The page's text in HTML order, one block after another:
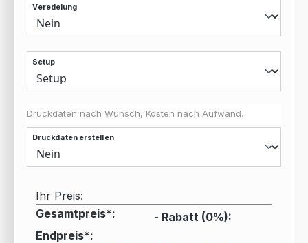
Veredelung
Setup
Druckdaten nach Wunsch, Kosten nach Aufwand.
Druckdaten erstellen
Ihr Preis:
Gesamtpreis*:
- Rabatt (0%):
Endpreis*: